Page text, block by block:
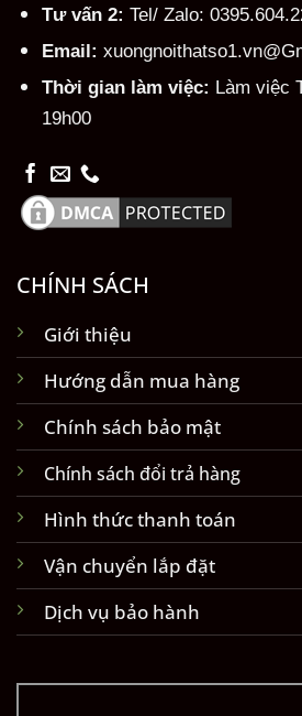
Tư vấn 2: Tel/ Zalo:
Email:
Thời gian làm việc: Làm việc
19h00
CHÍNH SÁCH
Giới thiệu
Hướng dẫn mua hàng
Chính sách bảo mật
Chính sách đổi trả hàng
Hình thức thanh toán
Vận chuyển lắp đặt
Dịch vụ bảo hành